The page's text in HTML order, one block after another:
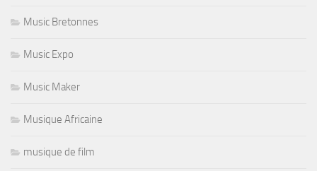
Music Bretonnes
Music Expo
Music Maker
Musique Africaine
musique de film